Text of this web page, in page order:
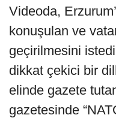
Videoda,
konuşulan ve
geçirilmesini
dikkat çekici bir
elinde gazete
gazetesinde